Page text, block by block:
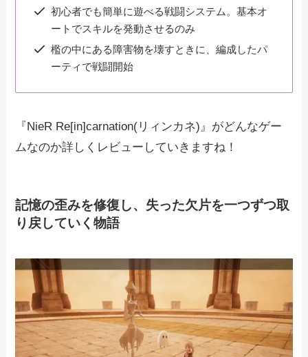
初心者でも簡単に遊べる戦闘システム。基本オ
ートでスキルを発動させるのみ
檻の中にある障害物を壊すときに、編成したパ
ーティで戦闘開始
『NieR Re[in]carnation(リィンカネ)』がどんなゲー
ムなのか詳しくレビューしていきますね！
記憶の歪みを修復し、失った欠片を一つずつ取
り戻していく物語